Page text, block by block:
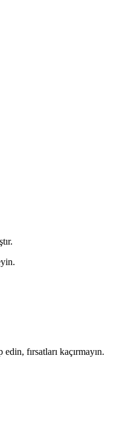
fırsatları kaçırmayın.